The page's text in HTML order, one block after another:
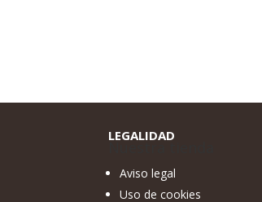
LEGALIDAD
Aviso legal
Uso de cookies